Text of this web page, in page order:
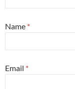
Name *
Email *